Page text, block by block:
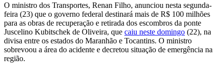
O ministro dos Transportes, Renan Filho, anunciou nesta segunda-
feira (23) que o governo federal destinará mais de R$ 100 milhões
para as obras de recuperação e retirada dos escombros da ponte
Juscelino Kubitschek de Oliveira, que caiu neste domingo (22), na
divisa entre os estados do Maranhão e Tocantins. O ministro
sobrevoou a área do acidente e decretou situação de emergência na
região.